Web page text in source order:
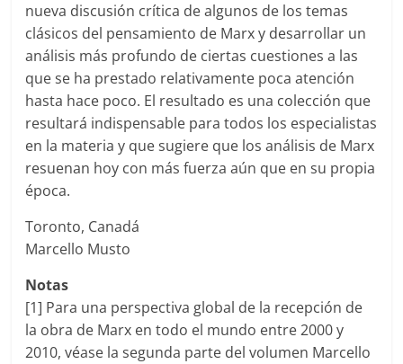
nueva discusión crítica de algunos de los temas
clásicos del pensamiento de Marx y desarrollar un
análisis más profundo de ciertas cuestiones a las
que se ha prestado relativamente poca atención
hasta hace poco. El resultado es una colección que
resultará indispensable para todos los especialistas
en la materia y que sugiere que los análisis de Marx
resuenan hoy con más fuerza aún que en su propia
época.
Toronto, Canadá
Marcello Musto
Notas
[1] Para una perspectiva global de la recepción de
la obra de Marx en todo el mundo entre 2000 y
2010, véase la segunda parte del volumen Marcello